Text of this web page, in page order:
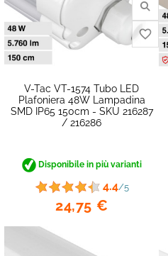
V-Tac VT-1574 Tubo LED
Plafoniera 48W Lampadina
SMD IP65 150cm - SKU 216287
/ 216286
Disponibile in più varianti
4.4/5
24,75 €